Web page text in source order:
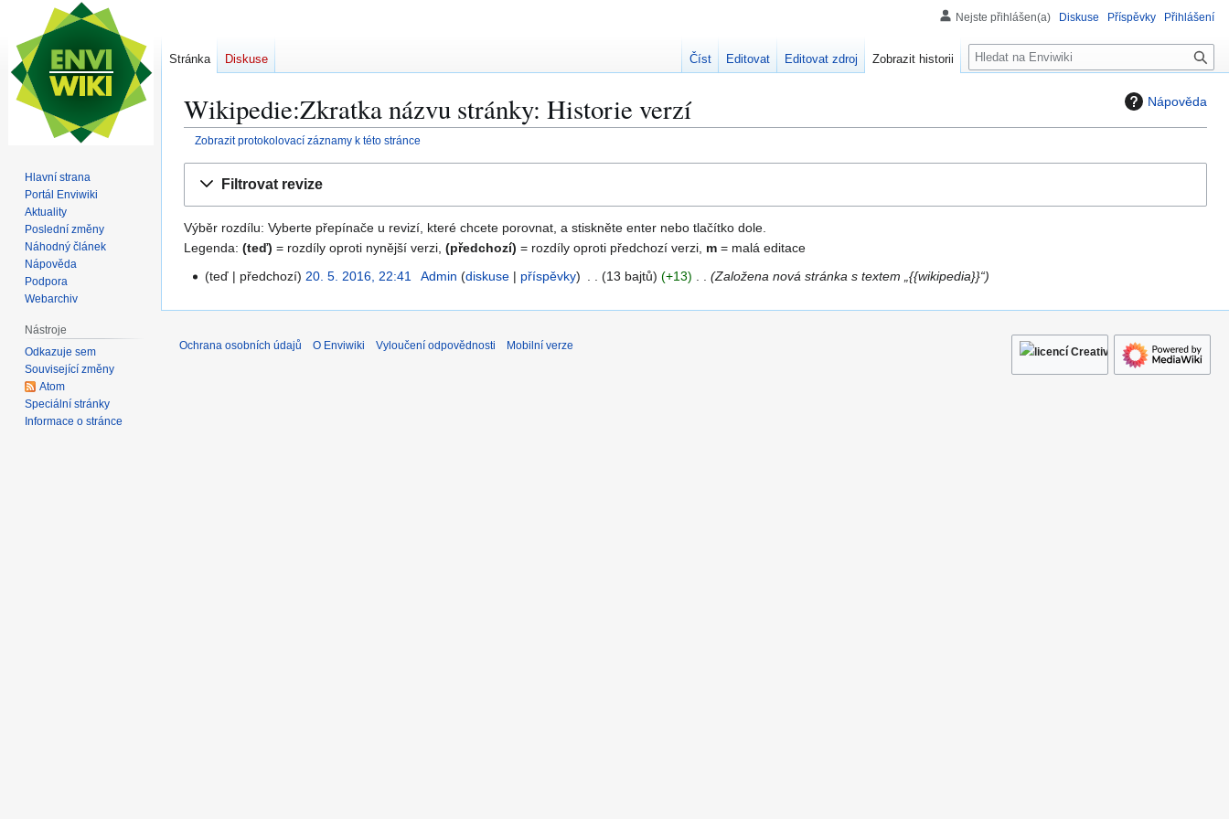
Nápověda
Wikipedie:Zkratka názvu stránky: Historie verzí
Zobrazit protokolovací záznamy k této stránce
Filtrovat revize
Výběr rozdílu: Vyberte přepínače u revizí, které chcete porovnat, a stiskněte enter nebo tlačítko dole.
Legenda: (teď) = rozdíly oproti nynější verzi, (předchozí) = rozdíly oproti předchozí verzi, m = malá editace
5
teď předchozí 20. 5. 2016, 22:41 Admin diskuse příspěvky 13 bajtů +13 Založena nová stránka s textem „{{wikipedia}}“
Nejste přihlášen(a) Diskuse Příspěvky Přihlášení
Stránka Diskuse Číst Editovat Editovat zdroj Zobrazit historii
H
l
á
Hlavní strana
Portál Enviwiki
Aktuality
Poslední změny
Náhodný článek
Nápověda
Podpora
Webarchiv
Nástroje
Odkazuje sem
Související změny
Atom
Speciální stránky
Informace o stránce
Ochrana osobních údajů O Enviwiki Vyloučení odpovědnosti Mobilní verze